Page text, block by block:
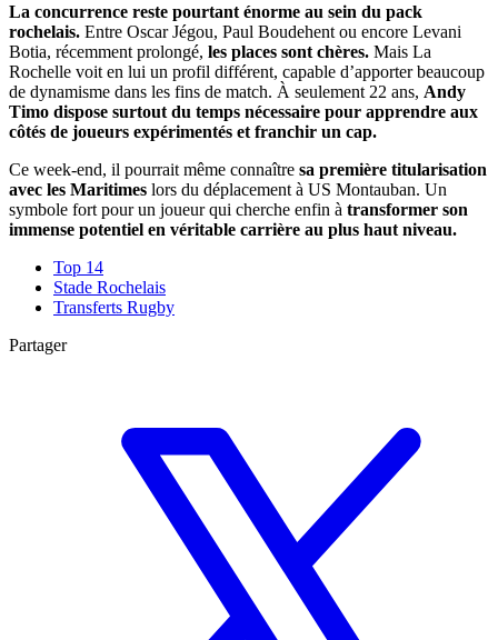
La concurrence reste pourtant énorme au sein du pack
rochelais. Entre Oscar Jégou, Paul Boudehent ou encore Levani
Botia, récemment prolongé, les places sont chères. Mais La
Rochelle voit en lui un profil différent, capable d’apporter beaucoup
de dynamisme dans les fins de match. À seulement 22 ans, Andy
Timo dispose surtout du temps nécessaire pour apprendre aux
côtés de joueurs expérimentés et franchir un cap.
Ce week-end, il pourrait même connaître sa première titularisation
avec les Maritimes lors du déplacement à US Montauban. Un
symbole fort pour un joueur qui cherche enfin à transformer son
immense potentiel en véritable carrière au plus haut niveau.
Top 14
Stade Rochelais
Transferts Rugby
Partager